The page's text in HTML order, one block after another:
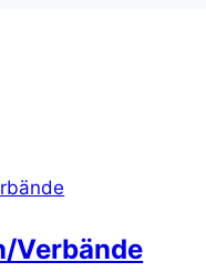
Verbände